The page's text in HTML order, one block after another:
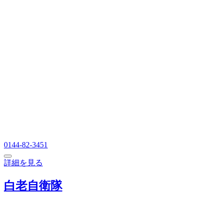
0144-82-3451
詳細を見る
白老自衛隊